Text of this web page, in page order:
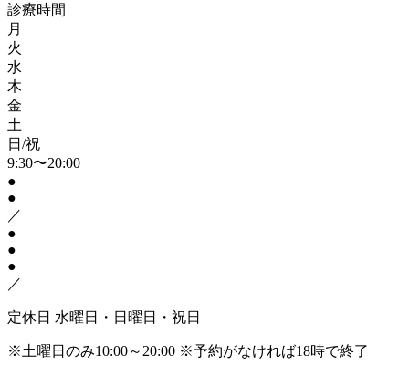
診療時間
月
火
水
木
金
土
日/祝
9:30〜20:00
●
●
／
●
●
●
／
定休日 水曜日・日曜日・祝日
※土曜日のみ10:00～20:00 ※予約がなければ18時で終了